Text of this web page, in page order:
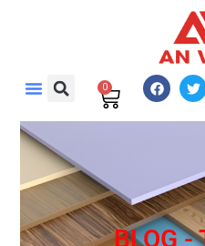
0
BLOG -